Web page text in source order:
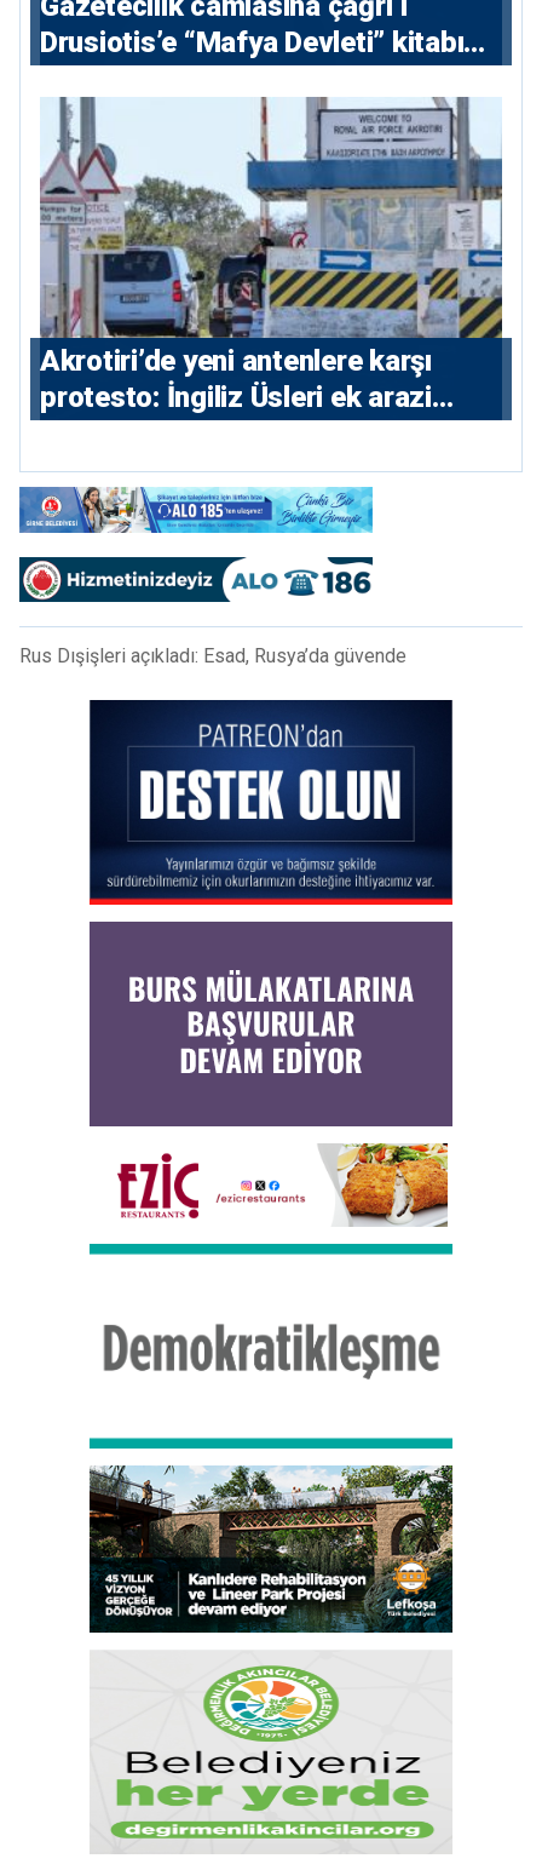
⁠Drusiotis’e “Mafya Devleti” kitabı
⁠Akrotiri’de yeni antenlere karşı
protesto: İngiliz Üsleri ek arazi
Rus Dışişleri açıkladı: Esad, Rusya’da güvende